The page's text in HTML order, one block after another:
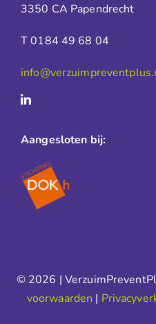
3350 CA Papendrecht
T 0184 49 68 04
Aangesloten bij:
© 2026 |
voorwaarden |